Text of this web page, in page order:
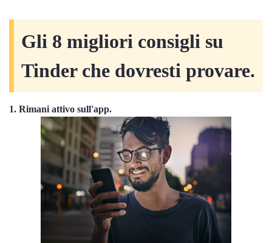
Gli 8 migliori consigli su
Tinder che dovresti provare.
1. Rimani attivo sull'app.